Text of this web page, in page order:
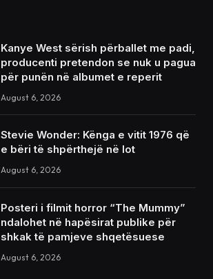
Kanye West sërish përballet me padi,
producenti pretendon se nuk u pagua
për punën në albumet e reperit
August 6, 2026
Stevie Wonder: Kënga e vitit 1976 që
e bëri të shpërthejë në lot
August 6, 2026
Posteri i filmit horror “The Mummy”
ndalohet në hapësirat publike për
shkak të pamjeve shqetësuese
August 6, 2026